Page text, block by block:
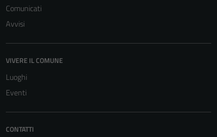
Comunicati
Avvisi
VIVERE IL COMUNE
Luoghi
Eventi
CONTATTI